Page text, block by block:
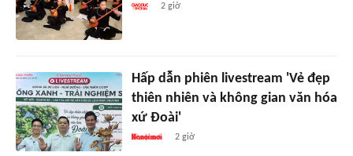
2 giờ
Hấp dẫn phiên livestream 'Vẻ đẹp
thiên nhiên và không gian văn hóa
xứ Đoài'
2 giờ